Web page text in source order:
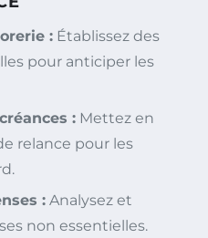
: Établissez des
pour anticiper les
: Mettez en
relance pour les
: Analysez et
non essentielles.